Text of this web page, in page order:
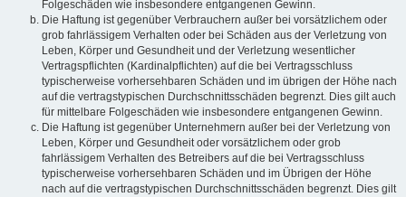
Folgeschäden wie insbesondere entgangenen Gewinn.
Die Haftung ist gegenüber Verbrauchern außer bei vorsätzlichem oder
grob fahrlässigem Verhalten oder bei Schäden aus der Verletzung von
Leben, Körper und Gesundheit und der Verletzung wesentlicher
Vertragspflichten (Kardinalpflichten) auf die bei Vertragsschluss
typischerweise vorhersehbaren Schäden und im übrigen der Höhe nach
auf die vertragstypischen Durchschnittsschäden begrenzt. Dies gilt auch
für mittelbare Folgeschäden wie insbesondere entgangenen Gewinn.
Die Haftung ist gegenüber Unternehmern außer bei der Verletzung von
Leben, Körper und Gesundheit oder vorsätzlichem oder grob
fahrlässigem Verhalten des Betreibers auf die bei Vertragsschluss
typischerweise vorhersehbaren Schäden und im Übrigen der Höhe
nach auf die vertragstypischen Durchschnittsschäden begrenzt. Dies gilt